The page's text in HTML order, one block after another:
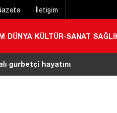
İletişim
DÜNYA KÜLTÜR-SANAT
gurbetçi hayatını